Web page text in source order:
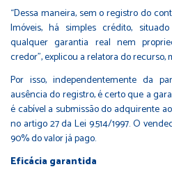
“Dessa maneira, sem o registro do
Imóveis, há simples crédito,
qualquer garantia real nem
credor”, explicou a relatora do
Por isso, independentemente da
ausência do registro, é certo que a
é cabível a submissão do adquirente
no artigo 27 da Lei 9.514/1997. O
90% do valor já pago.
Eficácia garantida